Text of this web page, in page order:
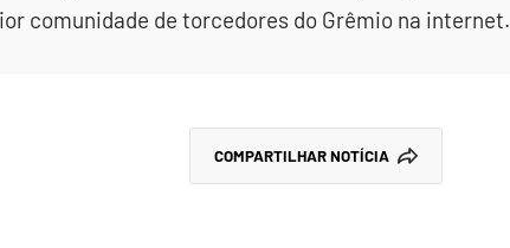
comunidade de torcedores do Grêmio na internet.
COMPARTILHAR NOTÍCIA